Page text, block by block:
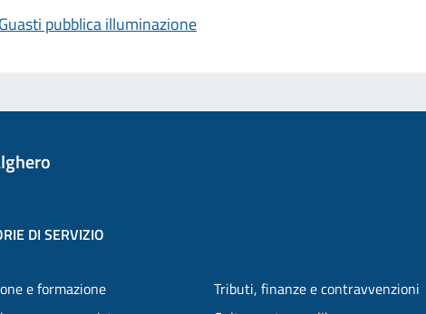
pubblica illuminazione
DI SERVIZIO
e formazione
Tributi, finanze e contravvenzioni